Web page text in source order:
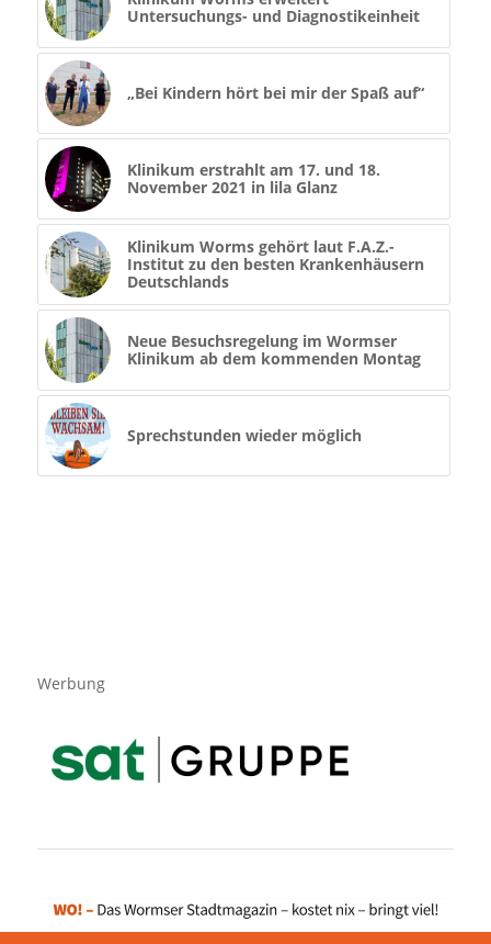
Untersuchungs- und Diagnostikeinheit
„Bei Kindern hört bei mir der Spaß auf“
Klinikum erstrahlt am 17. und 18.
November 2021 in lila Glanz
Klinikum Worms gehört laut F.A.Z.-
Institut zu den besten Krankenhäusern
Deutschlands
Neue Besuchsregelung im Wormser
Klinikum ab dem kommenden Montag
Sprechstunden wieder möglich
Werbung